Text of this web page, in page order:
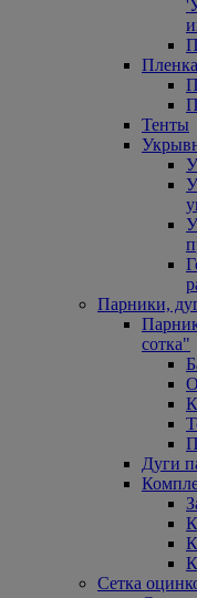
Тенты
Парники,
сотка"
Дуги
Сетка